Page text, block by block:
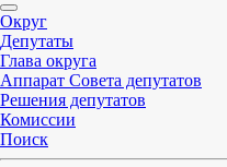
Округ
Депутаты
Глава округа
Аппарат Совета депутатов
Решения депутатов
Комиссии
Поиск